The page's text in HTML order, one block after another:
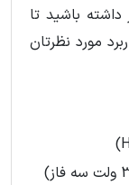
داشته باشید تا
مورد نظرتان